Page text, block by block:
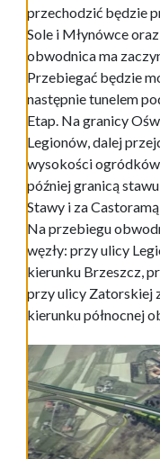
przechodzić będzie
Sole i Młynówce
obwodnica ma
Przebiegać będzie
następnie tunelem
Etap. Na granicy
Legionów, dalej
wysokości ogródków
później granicą
Stawy i za
Na przebiegu
węzły: przy ulicy
kierunku Brzeszcz,
przy ulicy Zatorskiej
kierunku północnej